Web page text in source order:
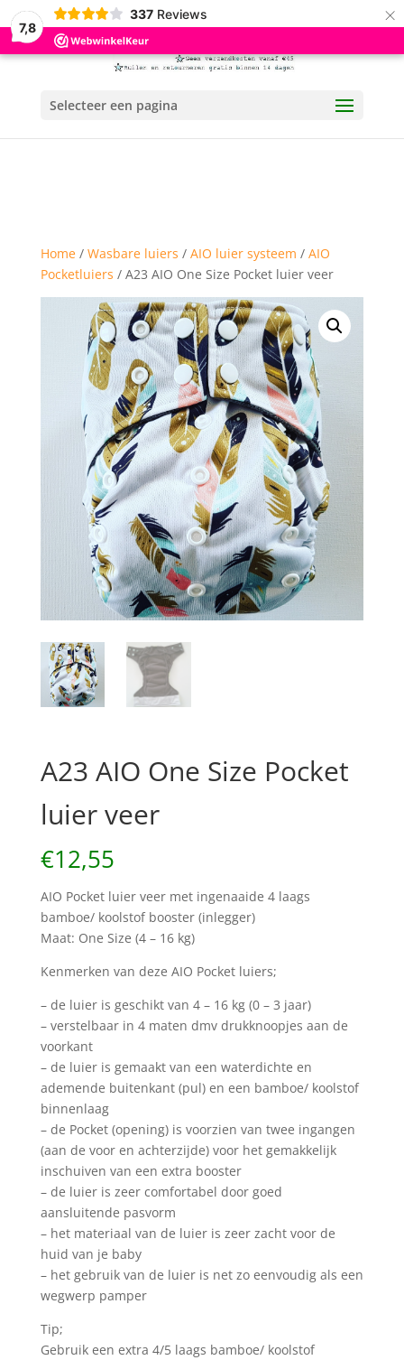
7,8
337 Reviews ×
Selecteer een pagina
Home/ Wasbare luiers / AIO luier systeem / AIO
Pocketluiers / A23 AIO One Size Pocket luier veer
A23 AIO One Size Pocket
luier veer
€12,55
AIO Pocket luier veer met ingenaaide 4 laags
bamboe/ koolstof booster (inlegger)
Maat: One Size (4 – 16 kg)
Kenmerken van deze AIO Pocket luiers;
– de luier is geschikt van 4 – 16 kg (0 – 3 jaar)
– verstelbaar in 4 maten dmv drukknoopjes aan de
voorkant
– de luier is gemaakt van een waterdichte en
ademende buitenkant (pul) en een bamboe/ koolstof
binnenlaag
– de Pocket (opening) is voorzien van twee ingangen
(aan de voor en achterzijde) voor het gemakkelijk
inschuiven van een extra booster
– de luier is zeer comfortabel door goed
aansluitende pasvorm
– het materiaal van de luier is zeer zacht voor de
huid van je baby
– het gebruik van de luier is net zo eenvoudig als een
wegwerp pamper
Tip;
Gebruik een extra 4/5 laags bamboe/ koolstof